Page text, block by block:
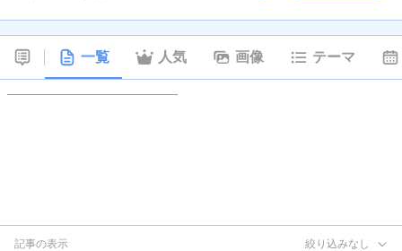
一覧 人気 画像 テーマ
記事の表示 絞り込みなし